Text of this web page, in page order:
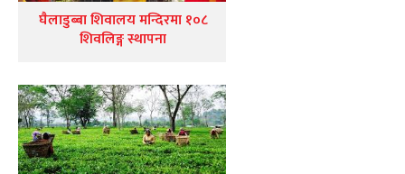
घैलाडुब्बा शिवालय मन्दिरमा १०८
शिवलिङ्ग स्थापना